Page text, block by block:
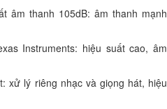
âm thanh 105dB: âm thanh mạnh
Instruments: hiệu suất cao, âm
xử lý riêng nhạc và giọng hát, hiệu